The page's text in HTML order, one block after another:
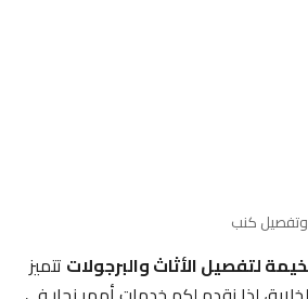
كنب
لتفصيل الأثاث والبرجولاتتتميز